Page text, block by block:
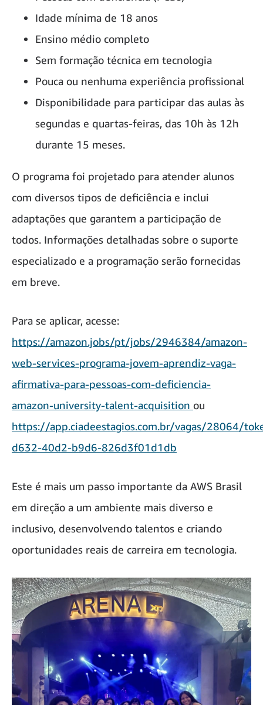
Idade mínima de 18 anos
Ensino médio completo
Sem formação técnica em tecnologia
Pouca ou nenhuma experiência profissional
Disponibilidade para participar das aulas às
segundas e quartas-feiras, das 10h às 12h
durante 15 meses.
O programa foi projetado para atender alunos
com diversos tipos de deficiência e inclui
adaptações que garantem a participação de
todos. Informações detalhadas sobre o suporte
especializado e a programação serão fornecidas
em breve.
Para se aplicar, acesse:
https://amazon.jobs/pt/jobs/2946384/amazon-
web-services-programa-jovem-aprendiz-vaga-
afirmativa-para-pessoas-com-deficiencia-
amazon-university-talent-acquisition ou
https://app.ciadeestagios.com.br/vagas/28064/
d632-40d2-b9d6-826d3f01d1db
Este é mais um passo importante da AWS Brasil
em direção a um ambiente mais diverso e
inclusivo, desenvolvendo talentos e criando
oportunidades reais de carreira em tecnologia.